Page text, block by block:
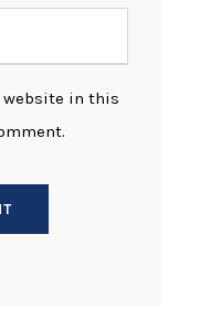
website in this